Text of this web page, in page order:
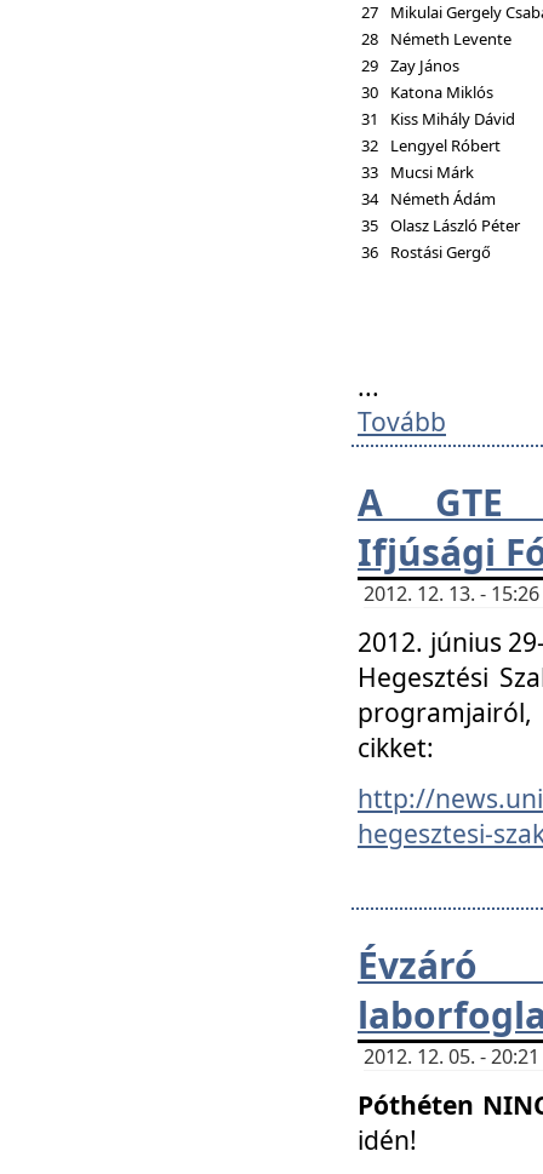
27
Mikulai Gergely
28
Németh Levente
29 Zay János
30
Katona Miklós
31
Kiss Mihály Dávid
32
Lengyel Róbert
33
Mucsi Márk
34
Németh Ádám
35 Olasz László Péter
36
Rostási Gergő
...
Tovább
A GTE
Ifjúsági
2012. 12. 13. -
2012. június
Hegesztési
cikket:
http://
hegesztesi-
2012. 12. 05. -
Póthéten
idén!